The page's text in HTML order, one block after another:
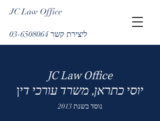
JC Law Office
ליצירת קשר 03-6508064
JC Law Office
יוסי כתראן, משרד עורכי דין
נוסד בשנת 2013